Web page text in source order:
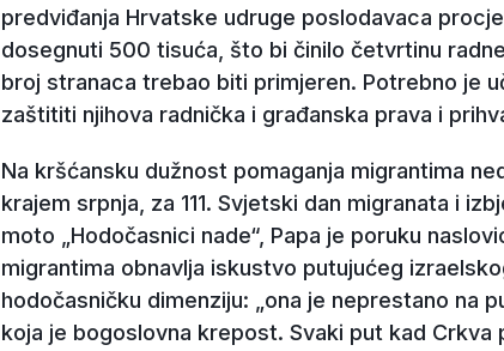
predviđanja Hrvatske udruge poslodavaca
dosegnuti 500 tisuća, što bi činilo četvrtinu
broj stranaca trebao biti primjeren. Potrebno je
zaštititi njihova radnička i građanska prava i
Na kršćansku dužnost pomaganja migrantima
krajem srpnja, za 111. Svjetski dan migranata i
moto „Hodočasnici nade“, Papa je poruku
migrantima obnavlja iskustvo putujućeg
hodočasničku dimenziju: „ona je neprestano na
koja je bogoslovna krepost. Svaki put kad